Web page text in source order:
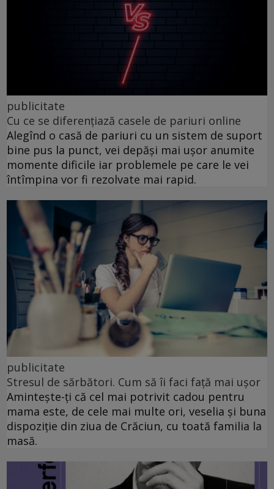
publicitate
Cu ce se diferențiază casele de pariuri online
Alegînd o casă de pariuri cu un sistem de suport
bine pus la punct, vei depăși mai ușor anumite
momente dificile iar problemele pe care le vei
întîmpina vor fi rezolvate mai rapid.
publicitate
Stresul de sărbători. Cum să îi faci față mai ușor
Amintește-ți că cel mai potrivit cadou pentru
mama este, de cele mai multe ori, veselia și buna
dispoziție din ziua de Crăciun, cu toată familia la
masă.